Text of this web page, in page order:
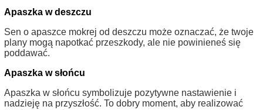
Apaszka w deszczu
Sen o apaszce mokrej od deszczu może oznaczać, że twoje
plany mogą napotkać przeszkody, ale nie powinieneś się
poddawać.
Apaszka w słońcu
Apaszka w słońcu symbolizuje pozytywne nastawienie i
nadzieję na przyszłość. To dobry moment, aby realizować